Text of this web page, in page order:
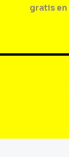
gratis